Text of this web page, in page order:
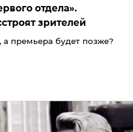
отдела».
зрителей
премьера будет позже?